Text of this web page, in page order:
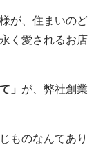
が、住まいのど
く愛されるお店
」 が、弊社創業
ものなんてあり